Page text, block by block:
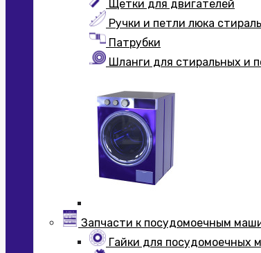
Щетки для двигателей
Ручки и петли люка
Патрубки
Шланги для стиральных и
Запчасти к посудомоечным
Гайки для посудомоечных